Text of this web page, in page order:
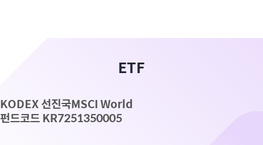
ETF
KODEX 선진국MSCI World
펀드코드 KR7251350005